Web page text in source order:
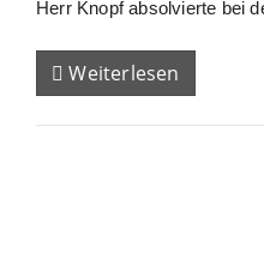
Herr Knopf absolvierte bei
Weiterlesen